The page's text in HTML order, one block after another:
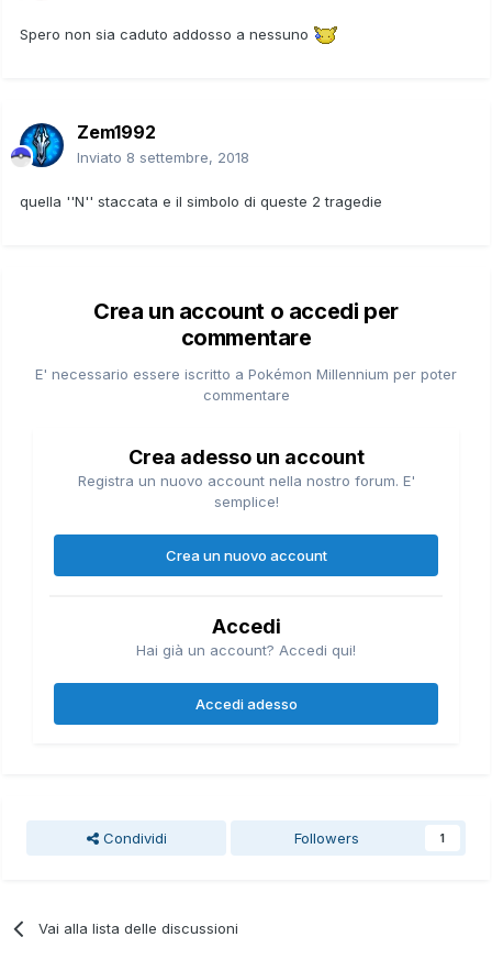
Spero non sia caduto addosso a nessuno
Zem1992
Inviato 8 settembre, 2018
quella ''N'' staccata e il simbolo di queste 2 tragedie
Crea un account o accedi per
commentare
E' necessario essere iscritto a Pokémon Millennium per poter
commentare
Crea adesso un account
Registra un nuovo account nella nostro forum. E'
semplice!
Crea un nuovo account
Accedi
Hai già un account? Accedi qui!
Accedi adesso
Condividi Followers 1
Vai alla lista delle discussioni